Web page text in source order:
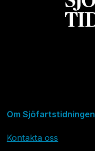
Om Sjöfartstidningen
Kontakta oss